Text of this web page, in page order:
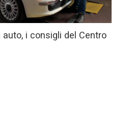
auto, i consigli del Centro